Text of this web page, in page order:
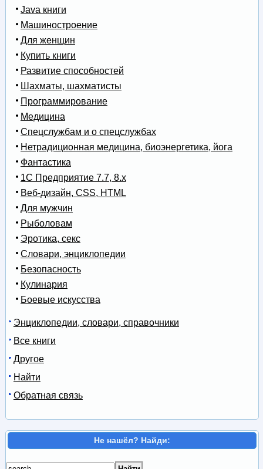
Java книги
Машиностроение
Для женщин
Купить книги
Развитие способностей
Шахматы, шахматисты
Программирование
Медицина
Спецслужбам и о спецслужбах
Нетрадиционная медицина, биоэнергетика, йога
Фантастика
1С Предприятие 7.7, 8.x
Веб-дизайн, CSS, HTML
Для мужчин
Рыболовам
Эротика, секс
Словари, энциклопедии
Безопасность
Кулинария
Боевые искусства
Энциклопедии, словари, справочники
Все книги
Другое
Найти
Обратная связь
Не нашёл? Найди: